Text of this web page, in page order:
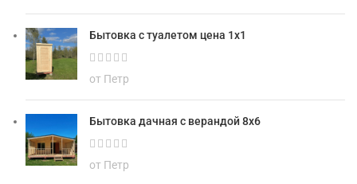
Бытовка с туалетом цена 1х1
от Петр
Бытовка дачная с верандой 8х6
от Петр